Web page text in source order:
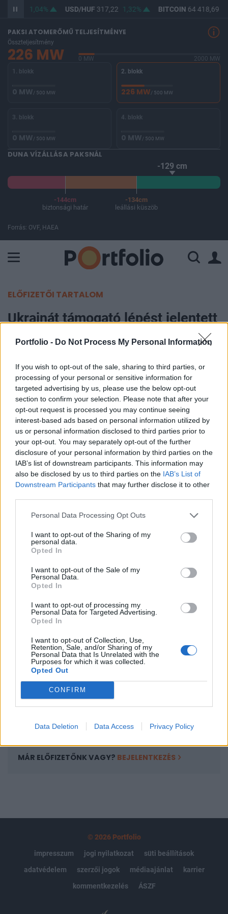
Portfolio - Do Not Process My Personal Information
If you wish to opt-out of the sale, sharing to third parties, or
processing of your personal or sensitive information for
targeted advertising by us, please use the below opt-out
section to confirm your selection. Please note that after your
opt-out request is processed you may continue seeing
interest-based ads based on personal information utilized by
us or personal information disclosed to third parties prior to
your opt-out. You may separately opt-out of the further
disclosure of your personal information by third parties on the
IAB’s list of downstream participants. This information may
also be disclosed by us to third parties on the IAB’s List of
Downstream Participants that may further disclose it to other
Personal Data Processing Opt Outs
I want to opt-out of the Sharing of my
personal data.
Opted In
I want to opt-out of the Sale of my
Personal Data.
Opted In
I want to opt-out of processing my
Personal Data for Targeted Advertising.
Opted In
I want to opt-out of Collection, Use,
Retention, Sale, and/or Sharing of my
Personal Data that Is Unrelated with the
Purposes for which it was collected.
Opted Out
CONFIRM
Data Deletion Data Access Privacy Policy
365,47 1,04% USD/HUF317,22 1,32% BITCOIN64 418,69
PAKSI ATOMERŐMŰ TELJESÍTMÉNYE
Összteljesítmény
226 MW 0 MW
2000 MW
1. blokk
0 MW/ 500 MW
2. blokk
226 MW/ 500 MW
3. blokk
0 MW/ 500 MW
4. blokk
0 MW/ 500 MW
DUNA VÍZÁLLÁSA PAKSNÁL
-129 cm
-144cm
biztonsági határ
-134cm
leállási küszöb
Forrás: OVF, HAEA
ELŐFIZETŐI TARTALOM
Ukrajnát támogató lépést jelentett
be az Európa Tanács
2024. december 06. 20:04
Ukrajna támogatása továbbra is az Európa Tanács
legfőbb prioritása marad, ahogy az
elkötelezettség is Oroszország
elszámoltathatósága mellett - jelentette ki Alain
Berset, a strasbourgi székhelyű, 46 tagországot
számláló Európa Tanács főtitkára pénteken.
A strasbourgi közlemény szerint Alain Berset háromnapos
látogatást tett Ukrajnában, amelynek során találkozott
Volodimir Zelenszkij elnökkel, és megvitatta az Európa
lépéseit. A főtitkár megerősítette, hogy a jövő év elején az
ukrajnai gyermekekkel foglalkozó különmegbízottat nevez
A keresett cikk a portfolio.hu hírarchívumához
tartozik, melynek olvasása előfizetéses
regisztrációhoz kötött.
Az előfizetés a következőket tartalmazza:
Portfolio.hu teljes cikkarchívum
Kötéslisták: BÉT elmúlt 2 év napon belüli
kötéslistái
MÁR ELŐFIZETŐNK VAGY? BEJELENTKEZÉS
© 2026 Portfolio
impresszum
jogi nyilatkozat
süti beállítások
adatvédelem
szerzői jogok médiaajánlat
karrier
kommentkezelés
ÁSZF